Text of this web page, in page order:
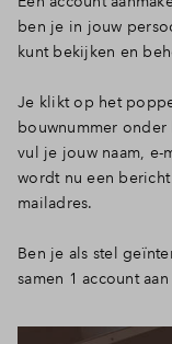
ben je in jouw
kunt bekijken en
Je klikt op het
bouwnummer
vul je jouw naam, e-
wordt nu een
mailadres.
Ben je als stel
samen 1 account